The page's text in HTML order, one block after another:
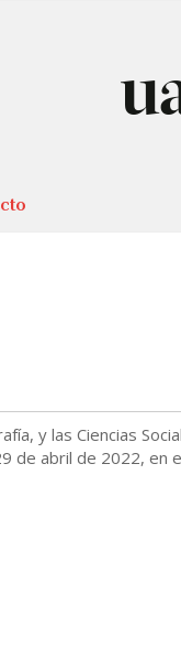
y las Ciencias
de abril de 2022, en